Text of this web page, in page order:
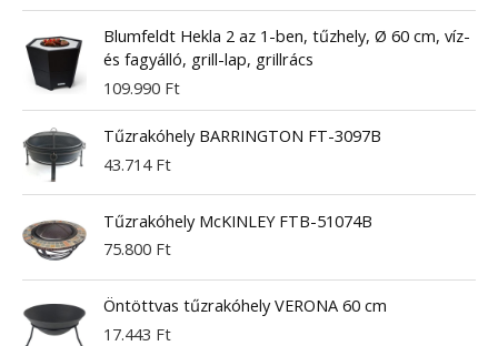
Blumfeldt Hekla 2 az 1-ben, tűzhely, Ø 60 cm, víz-
és fagyálló, grill-lap, grillrács
109.990 Ft
Tűzrakóhely BARRINGTON FT-3097B
43.714 Ft
Tűzrakóhely McKINLEY FTB-51074B
75.800 Ft
Öntöttvas tűzrakóhely VERONA 60 cm
17.443 Ft